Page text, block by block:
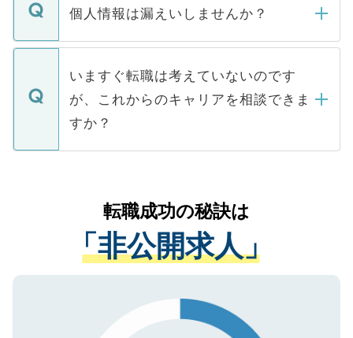
■応募殺到を避けるため 人気のある医療機
関を公にしてしまうと、応募が殺到する場
に、医療機関が求める条件に合った人材の
みを人材紹介会社に依頼するケースが増え
ています。
ん。また、仮に応募先から内定をいただい
定を承諾する必要はありません。内定先へ
の辞退の連絡はキャリアパートナーが行い
ますので、ご安心ください。
個人情報は漏えいしませんか？
個人情報が漏えいすることはありませんの
で、ご安心ください。当サイトからの登録
などで収集したご登録者様の個人情報は、
ご本人のキャリアアップおよび転職活動の
支援を目的に使用いたします。お預かりし
ているすべての個人データはご本人の許可
は、個人情報の取り扱いについての厳密な
管理基準を満たした事業者のみに付与され
る、プライバシーマークを取得済みです。
ご登録いただいた個人情報は、SSL（デー
で、機密保持に関してもご安心ください。
いますぐ転職は考えていないのです
が、これからのキャリアを相談できま
すか？
かがいして、現在の医療機関の状況や紹介
経験をまじえながら、適切なアドバイスを
させていただきます。すぐにご転職をされ
ない方には、長期的なサポートが可能です
ので、まずはご登録ください。
転職成功の秘訣は
「非公開求人」